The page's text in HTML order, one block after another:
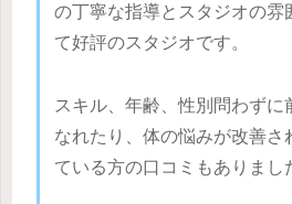
の丁寧な指導とスタジオの雰
て好評のスタジオです。
スキル、年齢、性別問わずに
なれたり、体の悩みが改善さ
ている方の口コミもありまし